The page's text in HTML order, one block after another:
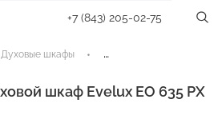
+7 (843) 205-02-75
Духовые шкафы Электрические
шкаф Evelux EO 635 PX